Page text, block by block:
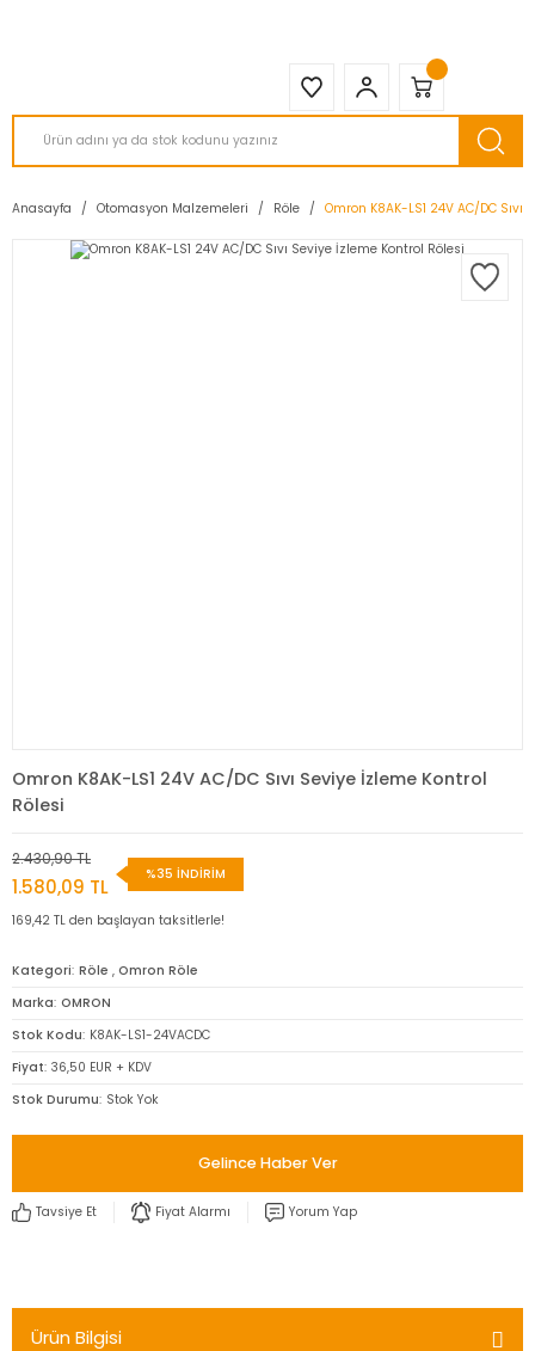
Anasayfa Otomasyon Malzemeleri Röle Omron K8AK-LS1 24V AC/DC
Omron K8AK-LS1 24V AC/DC Sıvı Seviye İzleme Kontrol
Rölesi
2.430,90 TL
1.580,09 TL
%35 İNDİRİM
169,42 TL den başlayan taksitlerle!
Kategori Röle , Omron Röle
Marka OMRON
Stok Kodu K8AK-LS1-24VACDC
Fiyat 36,50 EUR + KDV
Stok Durumu Stok Yok
Gelince Haber Ver
Tavsiye Et Fiyat Alarmı Yorum Yap
Ürün Bilgisi